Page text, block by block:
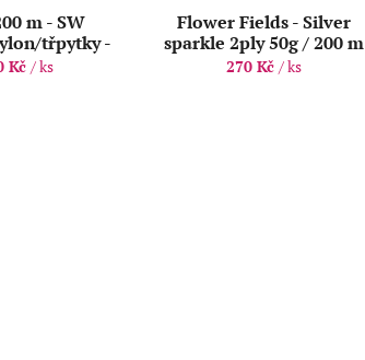
m - SW
třpytky -
Kč/ ks
Flower Fields - Silver
sparkle 2ply 50g / 200 m
270 Kč/ ks